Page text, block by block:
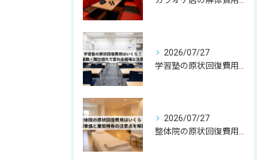
2026/07/27
2026/07/27